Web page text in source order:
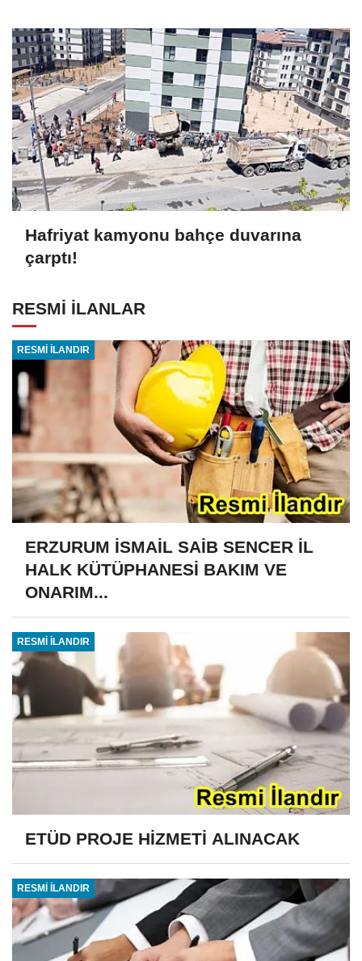
Hafriyat kamyonu bahçe duvarına
çarptı!
RESMİ İLANLAR
RESMİ İLANDIR
ERZURUM İSMAİL SAİB SENCER İL
HALK KÜTÜPHANESİ BAKIM VE
ONARIM...
RESMİ İLANDIR
ETÜD PROJE HİZMETİ ALINACAK
RESMİ İLANDIR